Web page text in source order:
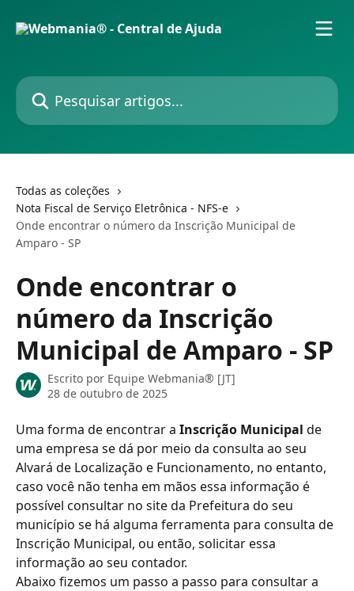
Pesquisar artigos...
Todas as coleções
Nota Fiscal de Serviço Eletrônica - NFS-e
Onde encontrar o número da Inscrição Municipal de
Amparo - SP
Onde encontrar o
número da Inscrição
Municipal de Amparo - SP
Escrito por Equipe Webmania® [JT]
28 de outubro de 2025
Uma forma de encontrar a Inscrição Municipal de
uma empresa se dá por meio da consulta ao seu
Alvará de Localização e Funcionamento, no entanto,
caso você não tenha em mãos essa informação é
possível consultar no site da Prefeitura do seu
município se há alguma ferramenta para consulta de
Inscrição Municipal, ou então, solicitar essa
informação ao seu contador.
Abaixo fizemos um passo a passo para consultar a